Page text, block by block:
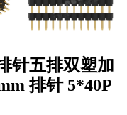
针五排双塑加
排针 5*40P